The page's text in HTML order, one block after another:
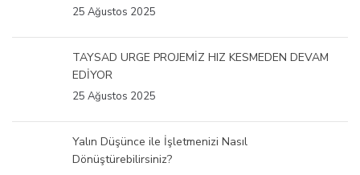
25 Ağustos 2025
TAYSAD URGE PROJEMİZ HIZ KESMEDEN DEVAM
EDİYOR
25 Ağustos 2025
Yalın Düşünce ile İşletmenizi Nasıl
Dönüştürebilirsiniz?